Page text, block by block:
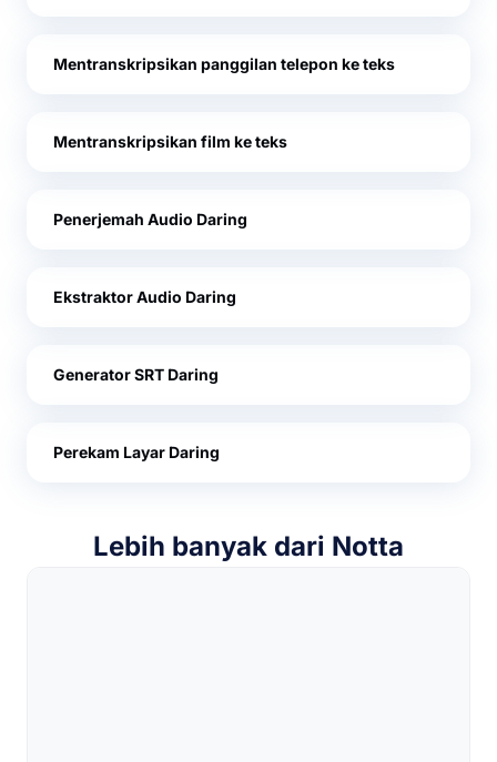
Mentranskripsikan panggilan telepon ke teks
Mentranskripsikan film ke teks
Penerjemah Audio Daring
Ekstraktor Audio Daring
Generator SRT Daring
Perekam Layar Daring
Lebih banyak dari Notta